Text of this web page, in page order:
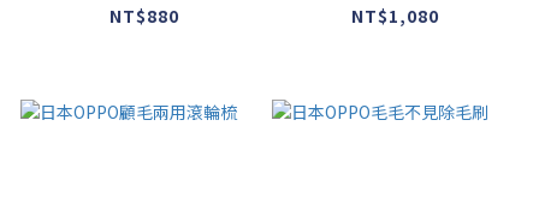
NT$880 NT$1,080